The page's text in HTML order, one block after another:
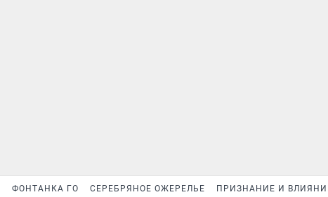
ФОНТАНКА ГО СЕРЕБРЯНОЕ ОЖЕРЕЛЬЕ ПРИЗНАНИЕ И